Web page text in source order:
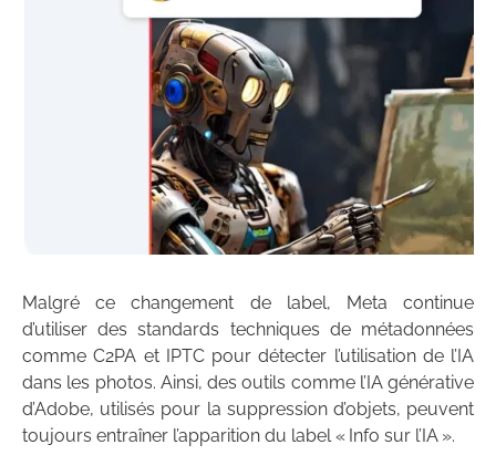
Malgré ce changement de label, Meta continue
d’utiliser des standards techniques de métadonnées
comme C2PA et IPTC pour détecter l’utilisation de l’IA
dans les photos. Ainsi, des outils comme l’IA générative
d’Adobe, utilisés pour la suppression d’objets, peuvent
toujours entraîner l’apparition du label « Info sur l’IA ».